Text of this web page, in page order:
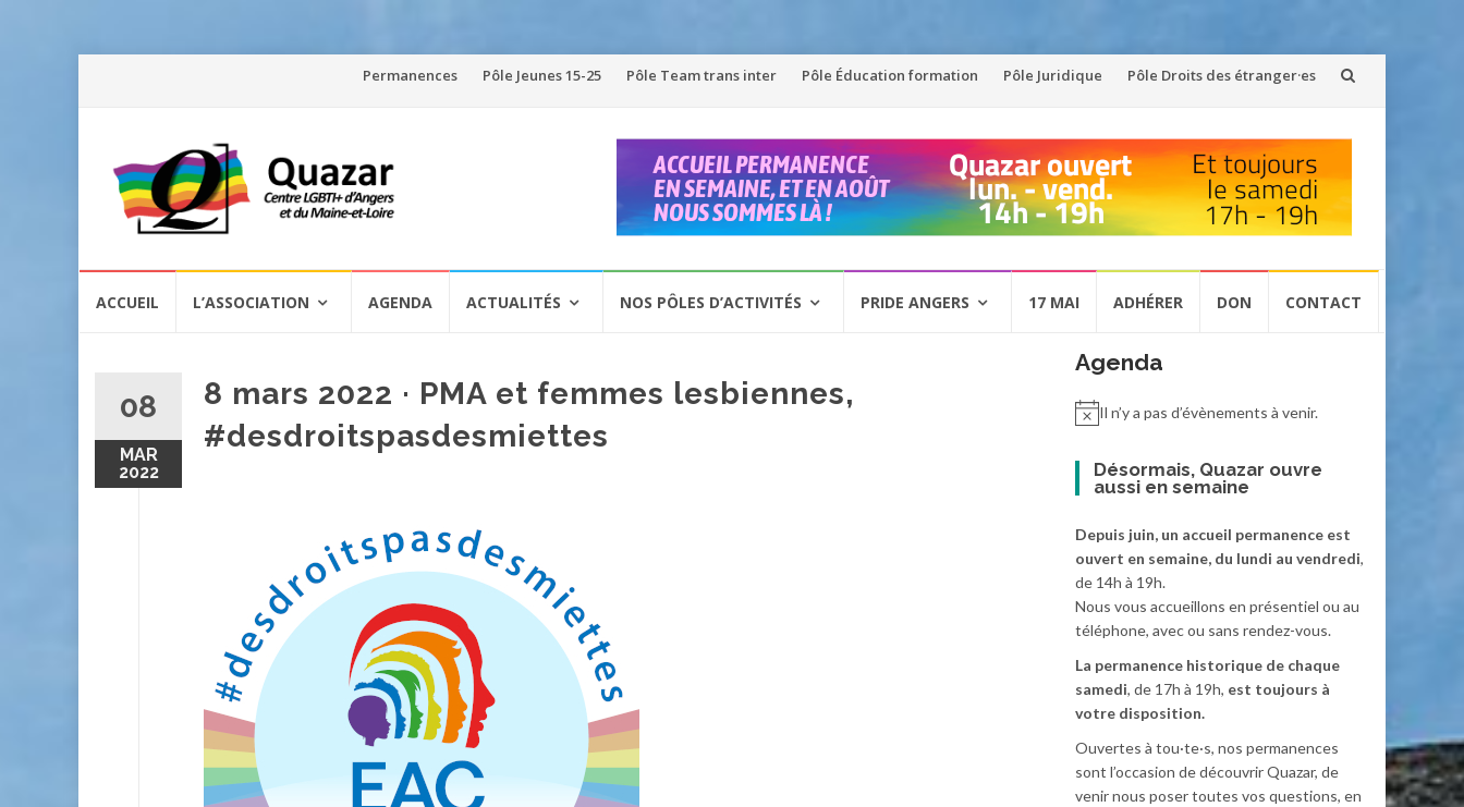
Aller
Permanences Pôle Jeunes 15-25 Pôle Team trans inter Pôle Éducation formation Pôle Juridique Pôle Droits des étranger·es
ACCUEIL L’ASSOCIATION AGENDA ACTUALITÉS NOS PÔLES D’ACTIVITÉS PRIDE ANGERS 17 MAI ADHÉRER DON CONTACT
08
MAR
2022
8 mars 2022 · PMA et femmes lesbiennes,
#desdroitspasdesmiettes
Agenda
Il n’y a pas d’évènements à venir.
Désormais, Quazar ouvre
aussi en semaine
Depuis juin, un accueil permanence est
ouvert en semaine, du lundi au vendredi,
de 14h à 19h.
Nous vous accueillons en présentiel ou au
téléphone, avec ou sans rendez-vous.
La permanence historique de chaque
samedi, de 17h à 19h, est toujours à
votre disposition.
Ouvertes à tou·te·s, nos permanences
sont l’occasion de découvrir Quazar, de
venir nous poser toutes vos questions, en